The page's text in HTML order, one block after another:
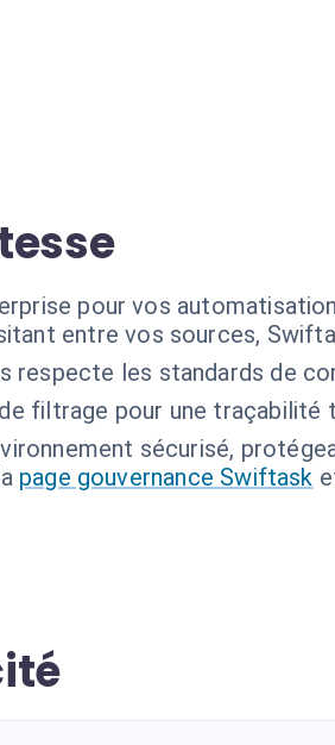
pour vos
entre vos sources,
respecte les standards de
filtrage pour une traçabilité
sécurisé,
page gouvernance Swiftask